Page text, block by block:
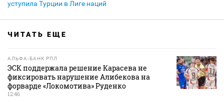
уступила Турции в Лиге наций
ЧИТАТЬ ЕЩЕ
АЛЬФА-БАНК РПЛ
ЭСК поддержала решение Карасева не
фиксировать нарушение Алибекова на
форварде «Локомотива» Руденко
12:46